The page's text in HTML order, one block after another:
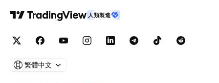
人類製造
繁體中文